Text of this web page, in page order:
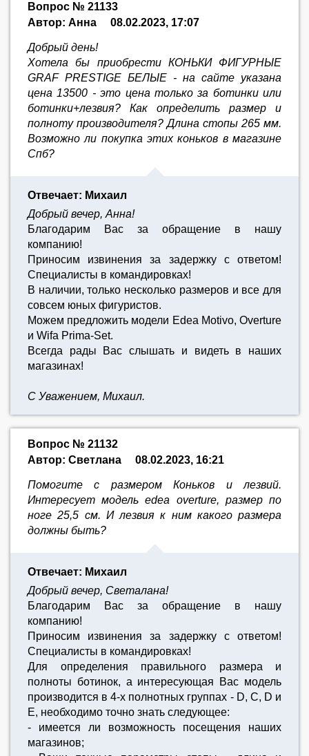
Вопрос № 21133
Автор: Анна
08.02.2023, 17:07
Добрый день!
Хотела бы приобрести КОНЬКИ ФИГУРНЫЕ
GRAF PRESTIGE БЕЛЫЕ - на сайте указана
цена 13500 - это цена только за ботинки или
ботинки+лезвия? Как определить размер и
полноту производителя? Длина стопы 265 мм.
Возможно ли покупка этих коньков в магазине
Спб?
Отвечает: Михаил
Добрый вечер, Анна!
Благодарим Вас за обращение в нашу
компанию!
Приносим извинения за задержку с ответом!
Специалисты в командировках!
В наличии, только несколько размеров и все для
совсем юных фигуристов.
Можем предложить модели Edea Motivo, Overture
и Wifa Prima-Set.
Всегда рады Вас слышать и видеть в наших
магазинах!
С Уважением, Михаил.
Вопрос № 21132
Автор: Светлана
08.02.2023, 16:21
Помогите с размером Коньков и лезвий.
Интересует модель edea overture, размер по
ноге 25,5 см. И лезвия к ним какого размера
должны быть?
Отвечает: Михаил
Добрый вечер, Светалана!
Благодарим Вас за обращение в нашу
компанию!
Приносим извинения за задержку с ответом!
Специалисты в командировках!
Для определения правильного размера и
полноты ботинок, а интересующая Вас модель
производится в 4-х полнотных группах - D, C, D и
E, необходимо точно знать следующее:
- имеется ли возможность посещения наших
магазинов;